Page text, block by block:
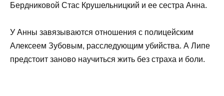
Бердниковой Стас Крушельницкий и ее сестра Анна.
У Анны завязываются отношения с полицейским
Алексеем Зубовым, расследующим убийства. А Липе
предстоит заново научиться жить без страха и боли.